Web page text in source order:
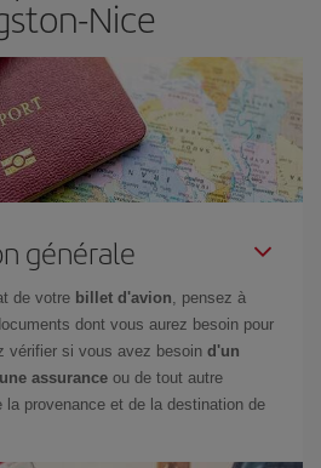
Nice
générale
de votre billet d'avion, pensez à
dont vous aurez besoin pour
vérifier si vous avez besoin d'un
assurance ou de tout autre
provenance et de la destination de